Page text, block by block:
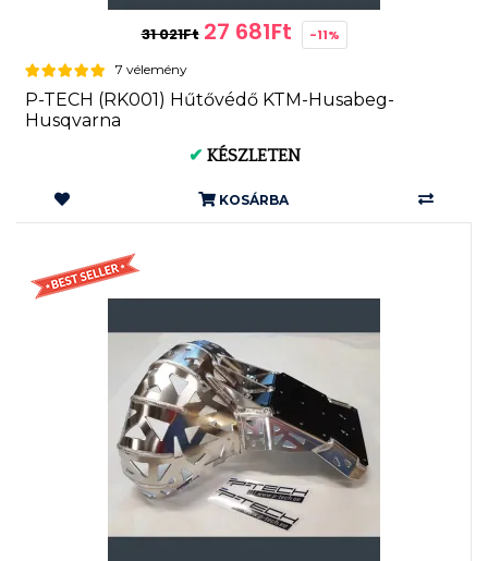
31 021Ft 27 681Ft -11%
7 vélemény
P-TECH (RK001) Hűtővédő KTM-Husabeg-
Husqvarna
✔ KÉSZLETEN
KOSÁRBA